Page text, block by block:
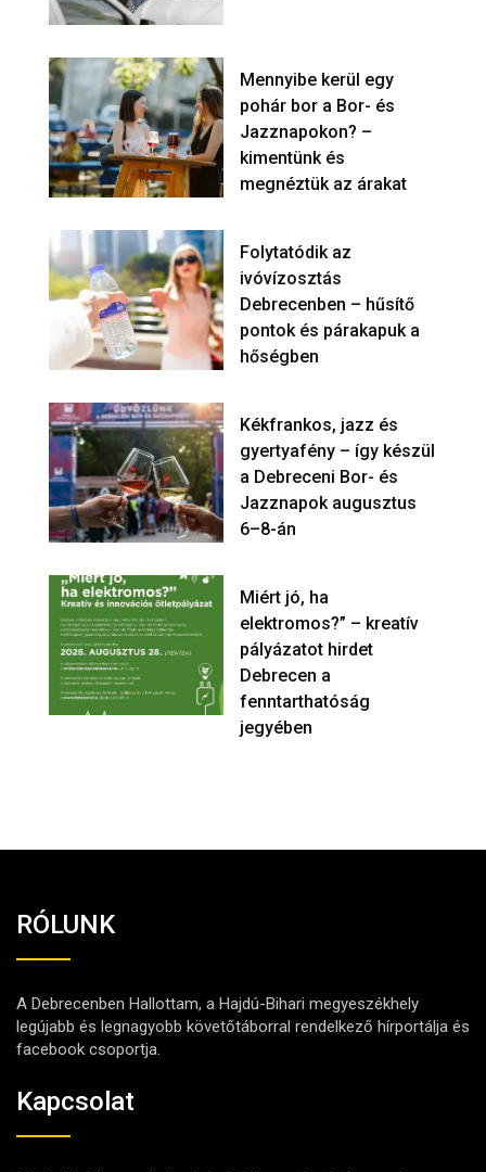
Mennyibe kerül egy
pohár bor a Bor- és
Jazznapokon? –
kimentünk és
megnéztük az árakat
Folytatódik az
ivóvízosztás
Debrecenben – hűsítő
pontok és párakapuk a
hőségben
Kékfrankos, jazz és
gyertyafény – így készül
a Debreceni Bor- és
Jazznapok augusztus
6–8-án
Miért jó, ha
elektromos?” – kreatív
pályázatot hirdet
Debrecen a
fenntarthatóság
jegyében
RÓLUNK
A Debrecenben Hallottam, a Hajdú-Bihari megyeszékhely
legújabb és legnagyobb követőtáborral rendelkező hírportálja és
facebook csoportja.
Kapcsolat